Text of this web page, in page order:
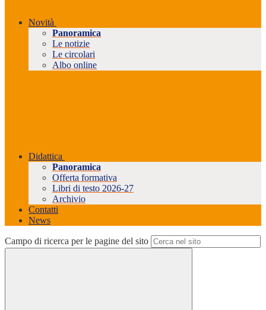
Novità
Panoramica
Le notizie
Le circolari
Albo online
Didattica
Panoramica
Offerta formativa
Libri di testo 2026-27
Archivio
Contatti
News
Campo di ricerca per le pagine del sito